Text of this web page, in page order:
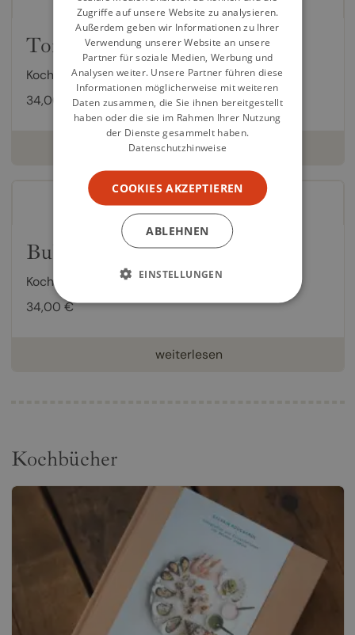
Tonight
Kochbuch vonNagi Maehashi,Lisa Heilig
34,00 €
weiterlesen
Bubala
Kochbuch von Marc Summers,Lisa Heilig
34,00 €
weiterlesen
Kochbücher
Zugriffe auf unsere Website zu analysieren.
Außerdem geben wir Informationen zu Ihrer
Verwendung unserer Website an unsere
Partner für soziale Medien, Werbung und
Analysen weiter. Unsere Partner führen diese
Informationen möglicherweise mit weiteren
Daten zusammen, die Sie ihnen bereitgestellt
haben oder die sie im Rahmen Ihrer Nutzung
der Dienste gesammelt haben.
Datenschutzhinweise
COOKIES AKZEPTIEREN
ABLEHNEN
EINSTELLUNGEN